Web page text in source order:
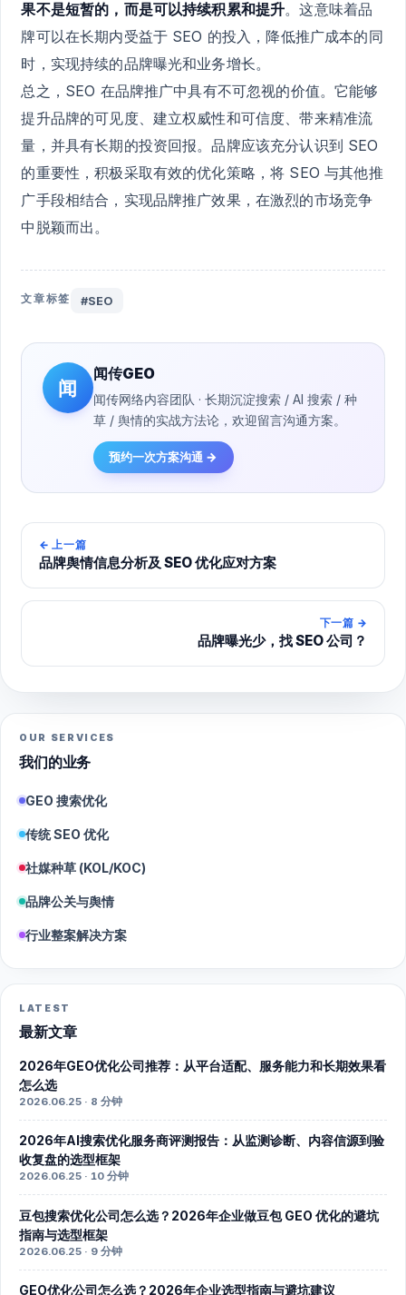
果不是短暂的，而是可以持续积累和提升。这意味着品
牌可以在长期内受益于 SEO 的投入，降低推广成本的同
时，实现持续的品牌曝光和业务增长。
总之，SEO 在品牌推广中具有不可忽视的价值。它能够
提升品牌的可见度、建立权威性和可信度、带来精准流
量，并具有长期的投资回报。品牌应该充分认识到 SEO
的重要性，积极采取有效的优化策略，将 SEO 与其他推
广手段相结合，实现品牌推广效果，在激烈的市场竞争
中脱颖而出。
文章标签 #SEO
闻
闻传GEO
闻传网络内容团队 · 长期沉淀搜索 / AI 搜索 / 种
草 / 舆情的实战方法论，欢迎留言沟通方案。
预约一次方案沟通 →
← 上一篇
品牌舆情信息分析及 SEO 优化应对方案
下一篇 →
品牌曝光少，找 SEO 公司？
OUR SERVICES
我们的业务
GEO 搜索优化
传统 SEO 优化
社媒种草 (KOL/KOC)
品牌公关与舆情
行业整案解决方案
LATEST
最新文章
2026年GEO优化公司推荐：从平台适配、服务能力和长期效果看
怎么选
2026.06.25 · 8 分钟
2026年AI搜索优化服务商评测报告：从监测诊断、内容信源到验
收复盘的选型框架
2026.06.25 · 10 分钟
豆包搜索优化公司怎么选？2026年企业做豆包 GEO 优化的避坑
指南与选型框架
2026.06.25 · 9 分钟
GEO优化公司怎么选？2026年企业选型指南与避坑建议